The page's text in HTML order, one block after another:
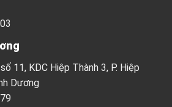
11, KDC Hiệp Thành 3, P. Hiệp
Dương